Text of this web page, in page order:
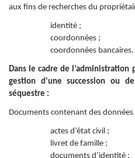
aux fins de recherches du
identité ;
coordonnées ;
coordonnées bancaires.
Dans le cadre de
gestion d’une succession ou
séquestre :
Documents contenant des données
actes d’état civil ;
livret de famille ;
documents d’identité ;